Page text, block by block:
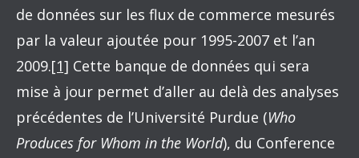
de données sur les flux de commerce mesurés
par la valeur ajoutée pour 1995-2007 et l’an
2009.[1] Cette banque de données qui sera
mise à jour permet d’aller au delà des analyses
précédentes de l’Université Purdue (Who
Produces for Whom in the World), du Conference